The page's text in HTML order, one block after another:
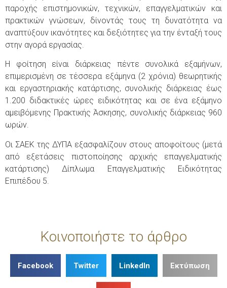
παροχής επιστημονικών, τεχνικών, επαγγελματικών και
πρακτικών γνώσεων, δίνοντάς τους τη δυνατότητα να
αναπτύξουν ικανότητες και δεξιότητες για την ένταξή τους
στην αγορά εργασίας.
Η φοίτηση είναι διάρκειας πέντε συνολικά εξαμήνων,
επιμερισμένη σε τέσσερα εξάμηνα (2 χρόνια) θεωρητικής
και εργαστηριακής κατάρτισης, συνολικής διάρκειας έως
1.200 διδακτικές ώρες ειδικότητας και σε ένα εξάμηνο
αμειβόμενης Πρακτικής Άσκησης, συνολικής διάρκειας 960
ωρών.
Οι ΣΑΕΚ της ΔΥΠΑ εξασφαλίζουν στους αποφοίτους (μετά
από εξετάσεις πιστοποίησης αρχικής επαγγελματικής
κατάρτισης) Δίπλωμα Επαγγελματικής Ειδικότητας
Επιπέδου 5.
Κοινοποιήστε το άρθρο
Facebook Twitter LinkedIn Εκτύπωση